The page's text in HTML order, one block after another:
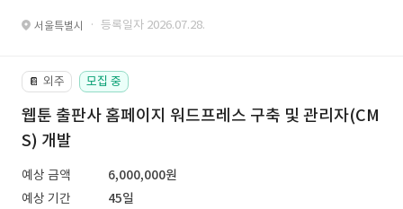
서울특별시 · 등록일자 2026.07.28.
📔 외주 모집 중
웹툰 출판사 홈페이지 워드프레스 구축 및 관리자(CM
S) 개발
예상 금액
6,000,000원
예상 기간
45일